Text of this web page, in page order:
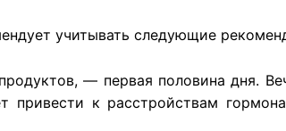
учитывать следующие
— первая половина дня.
привести к расстройствам